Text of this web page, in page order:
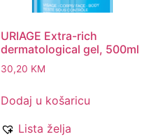
URIAGE Extra-rich
dermatological gel, 500ml
30,20 KM
Dodaj u košaricu
Lista želja